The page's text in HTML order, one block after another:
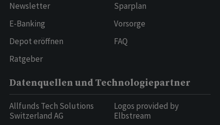
Newsletter
E-Banking
Depot eröffnen
Ratgeber
Sparplan
Vorsorge
FAQ
Datenquellen und Technologiepartner
Allfunds Tech Solutions
Switzerland AG
Logos provided by
Elbstream